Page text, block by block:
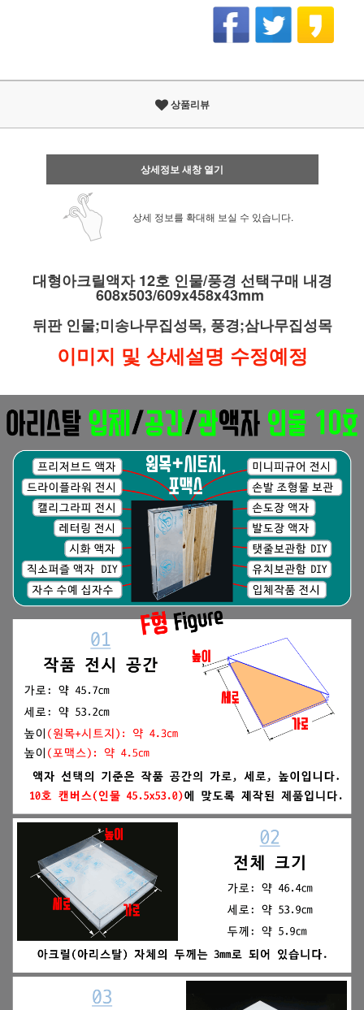
상품리뷰
상세정보 새창 열기
상세 정보를 확대해 보실 수 있습니다.
대형아크릴액자 12호 인물/풍경 선택구매 내경
608x503/609x458x43mm
뒤판 인물;미송나무집성목, 풍경;삼나무집성목
이미지 및 상세설명 수정예정